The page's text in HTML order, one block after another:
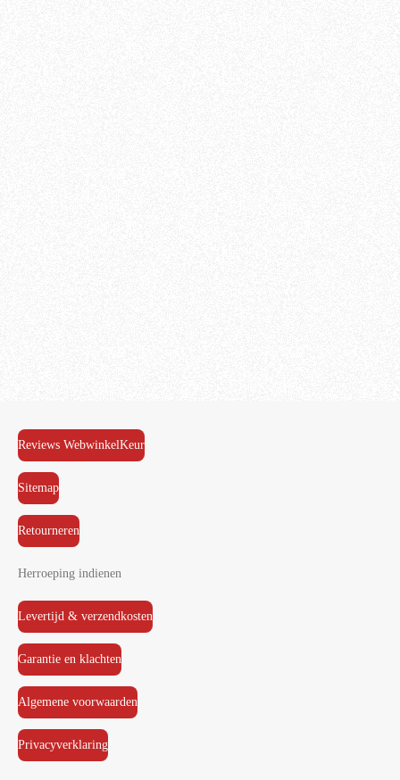
Reviews WebwinkelKeur
Sitemap
Retourneren
Herroeping indienen
Levertijd & verzendkosten
Garantie en klachten
Algemene voorwaarden
Privacyverklaring